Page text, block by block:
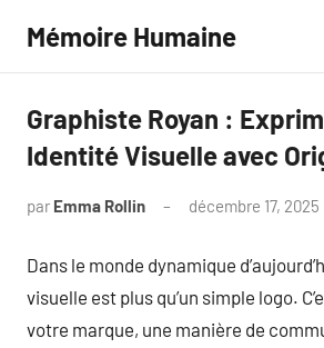
contenu
Mémoire Humaine
Graphiste Royan :
Identité Visuelle avec
par Emma Rollin décembre 17, 2025
Dans le monde dynamique
visuelle est plus qu’un simple logo.
votre marque, une manière de